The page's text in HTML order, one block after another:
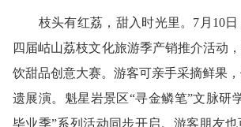
枝头有红荔，甜入时光里。7月10日
四届岵山荔枝文化旅游季产销推介活动
饮甜品创意大赛。游客可亲手采摘鲜果
遗展演。魁星岩景区“寻金鳞笔”文脉研
毕业季”系列活动同步开启。游客朋友